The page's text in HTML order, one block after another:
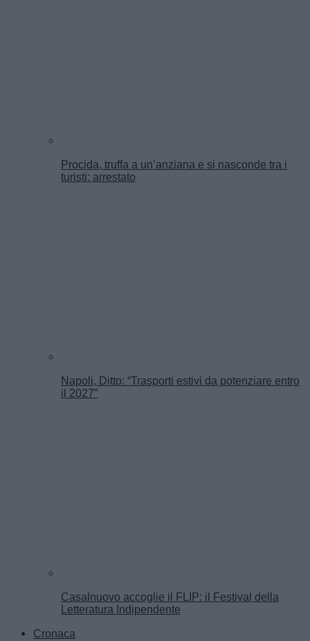
Procida, truffa a un’anziana e si nasconde tra i
turisti: arrestato
Napoli, Ditto: “Trasporti estivi da potenziare entro
il 2027”
Casalnuovo accoglie il FLIP: il Festival della
Letteratura Indipendente
Cronaca